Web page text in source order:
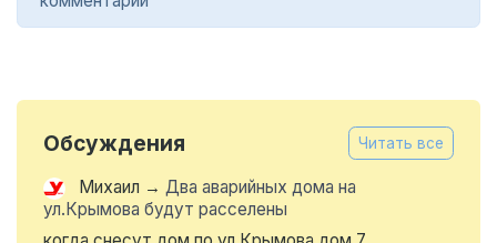
Обсуждения Читать все
Михаил → Два аварийных дома на
ул.Крымова будут расселены